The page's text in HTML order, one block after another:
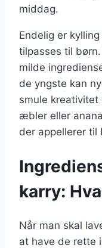
middag.
Endelig er
tilpasses til
milde
de yngste kan
smule
æbler eller
der appellerer til
karry:
Når man skal
at have de rette